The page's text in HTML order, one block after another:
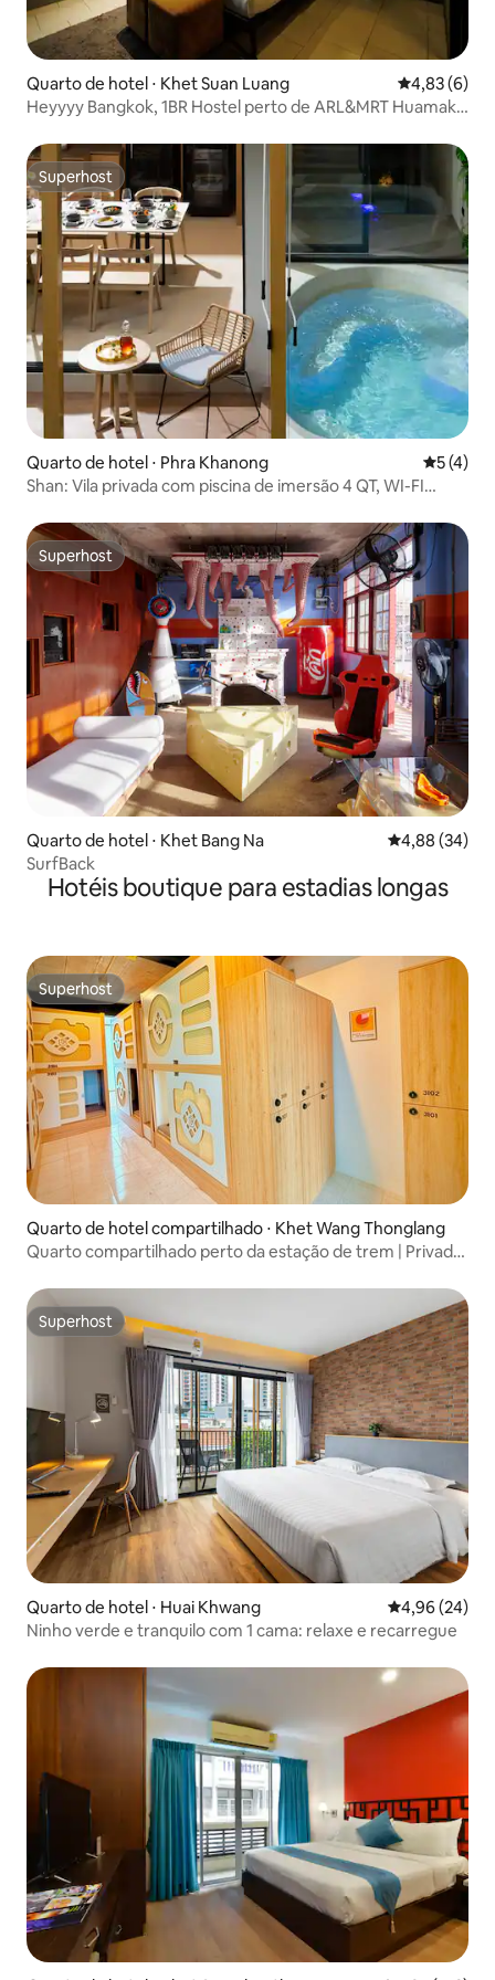
Quarto de hotel ⋅ Khet Suan Luang 4,83 de uma
4,83 (6)
Heyyyy Bangkok, 1BR Hostel perto de ARL&MRT Huamak
Superhost
Superhost
Quarto de hotel ⋅ Phra Khanong 5 de
5 (4)
Shan: Vila privada com piscina de imersão 4 QT, WI-FI
Superhost
Superhost
Quarto de hotel ⋅ Khet Bang Na 4,88 de uma
4,88 (34)
SurfBack
Hotéis boutique para estadias longas
Superhost
Superhost
Quarto de hotel compartilhado ⋅ Khet Wang Thonglang
Quarto compartilhado perto da estação de trem | Privado
Superhost
Superhost
Quarto de hotel ⋅ Huai Khwang 4,96 de uma
4,96 (24)
Ninho verde e tranquilo com 1 cama: relaxe e recarregue